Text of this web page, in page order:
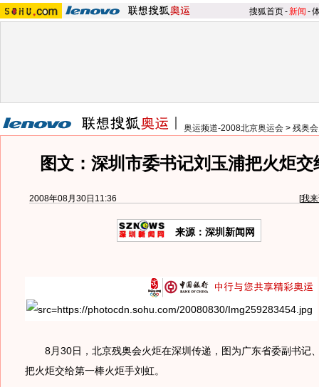
搜狐首页-新闻 -
奥运频道-2008北京奥运会 > 残奥
图文：深圳市委书记刘玉浦把火炬交
2008年08月30日11:36 [我
来源：深圳新闻网
8月30日，北京残奥会火炬在深圳传递，图为广东省委副书记
把火炬交给第一棒火炬手刘虹。